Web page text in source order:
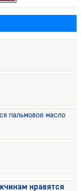
пальмовое масло
нравятся